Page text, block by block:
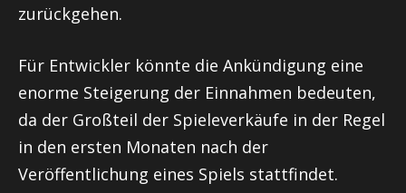
zurückgehen.
Für Entwickler könnte die Ankündigung eine
enorme Steigerung der Einnahmen bedeuten,
da der Großteil der Spieleverkäufe in der Regel
in den ersten Monaten nach der
Veröffentlichung eines Spiels stattfindet.